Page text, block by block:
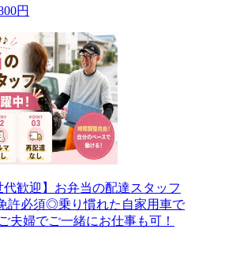
円
代歓迎】お弁当の配達スタッフ
許必須◎乗り慣れた自家用車で
夫婦でご一緒にお仕事も可！